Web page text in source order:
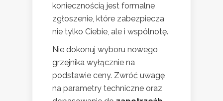
koniecznością jest formalne
zgłoszenie, które zabezpiecza
nie tylko Ciebie, ale i wspólnotę.
Nie dokonuj wyboru nowego
grzejnika wyłącznie na
podstawie ceny. Zwróć uwagę
na parametry techniczne oraz